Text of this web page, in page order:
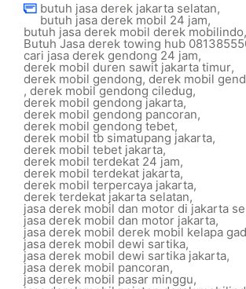
butuh jasa derek jakarta selatan,
butuh jasa derek mobil 24 jam,
butuh jasa derek mobil derek mobilindo,
Butuh Jasa derek towing hub
cari jasa derek gendong 24 jam,
derek mobil duren sawit jakarta timur,
derek mobil gendong, derek mobil
, derek mobil gendong ciledug,
derek mobil gendong jakarta,
derek mobil gendong pancoran,
derek mobil gendong tebet,
derek mobil tb simatupang jakarta,
derek mobil tebet jakarta,
derek mobil terdekat 24 jam,
derek mobil terdekat jakarta,
derek mobil terpercaya jakarta,
derek terdekat jakarta selatan,
jasa derek mobil dan motor di jakarta
jasa derek mobil dan motor jakarta,
jasa derek mobil derek mobil kelapa
jasa derek mobil dewi sartika,
jasa derek mobil dewi sartika jakarta,
jasa derek mobil pancoran,
jasa derek mobil pasar minggu,